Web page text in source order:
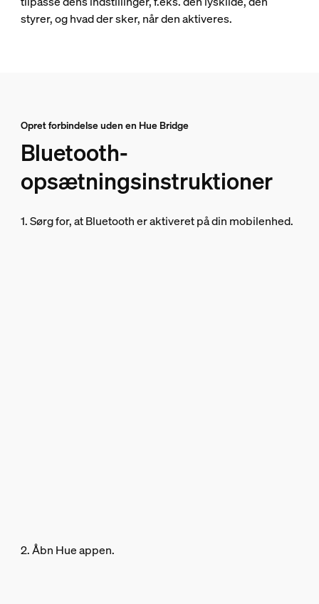
styrer, og hvad der sker, når den aktiveres.
Opret forbindelse uden en Hue Bridge
Bluetooth-
opsætningsinstruktioner
1. Sørg for, at Bluetooth er aktiveret på din mobilenhed.
2. Åbn Hue appen.